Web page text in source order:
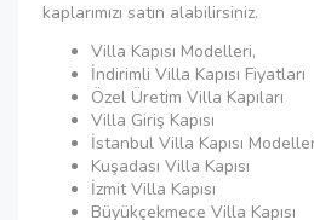
kaplarımızı satın alabilirsiniz.
Villa Kapısı Modelleri,
İndirimli Villa Kapısı Fiyatları
Özel Üretim Villa Kapıları
Villa Giriş Kapısı
İstanbul Villa Kapısı
Kuşadası Villa Kapısı
İzmit Villa Kapısı
Büyükçekmece Villa Kapısı